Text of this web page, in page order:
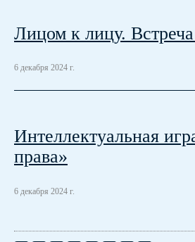
Лицом к лицу.
6 декабря 2024 г.
Интеллектуальная
права»
6 декабря 2024 г.